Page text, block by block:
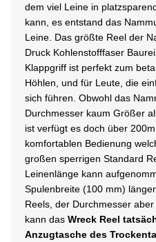
dem viel Leine in
kann, es entstand das
Leine. Das größte Reel der
Druck Kohlenstofffaser
Klappgriff ist perfekt zum
Höhlen, und für Leute, die
sich führen. Obwohl das
Durchmesser kaum Größer
ist verfügt es doch über
komfortablen Bedienung
großen sperrigen Standard
Leinenlänge kann
Spulenbreite (100 mm)
Reels, der Durchmesser
kann das Wreck Reel
Anzugtasche des